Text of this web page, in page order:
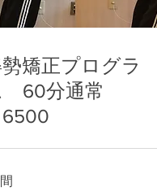
矯正プログラ
60分通常
6500